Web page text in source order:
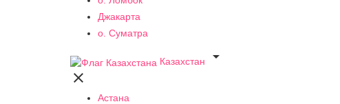
Джакарта
о. Суматра
Казахстан


Астана